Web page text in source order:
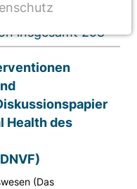
insgesamt 298
Health des
(Das